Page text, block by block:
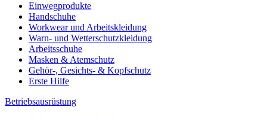
Einwegprodukte
Handschuhe
Workwear und Arbeitskleidung
Warn- und Wetterschutzkleidung
Arbeitsschuhe
Masken & Atemschutz
Gehör-, Gesichts- & Kopfschutz
Erste Hilfe
Betriebsausrüstung